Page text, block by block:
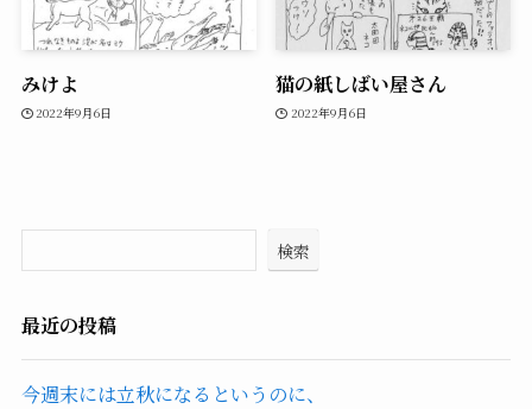
みけよ
2022年9月6日
猫の紙しばい屋さん
2022年9月6日
検索
最近の投稿
今週末には立秋になるというのに、